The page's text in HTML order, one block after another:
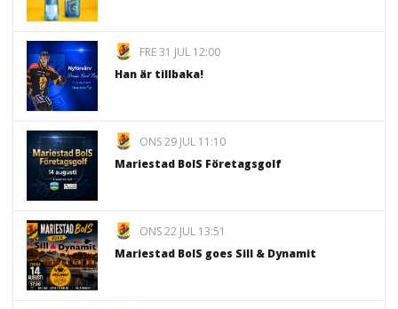
FRE 31 JUL 12:00
Han är tillbaka!
ONS 29 JUL 11:10
Mariestad BoIS Företagsgolf
ONS 22 JUL 13:51
Mariestad BoIS goes Sill & Dynamit